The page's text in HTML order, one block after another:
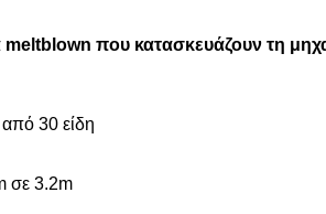
meltblown που κατασκευάζουν τη
30 είδη
σε 3.2m